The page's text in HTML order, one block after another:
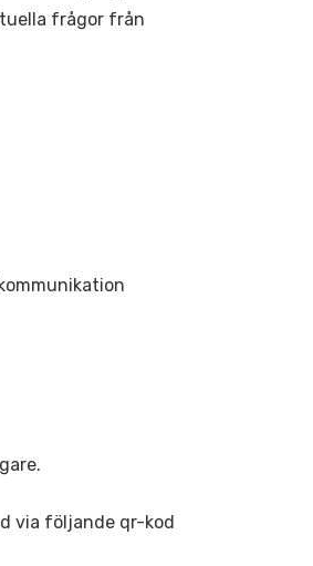
frågor från
via följande qr-kod